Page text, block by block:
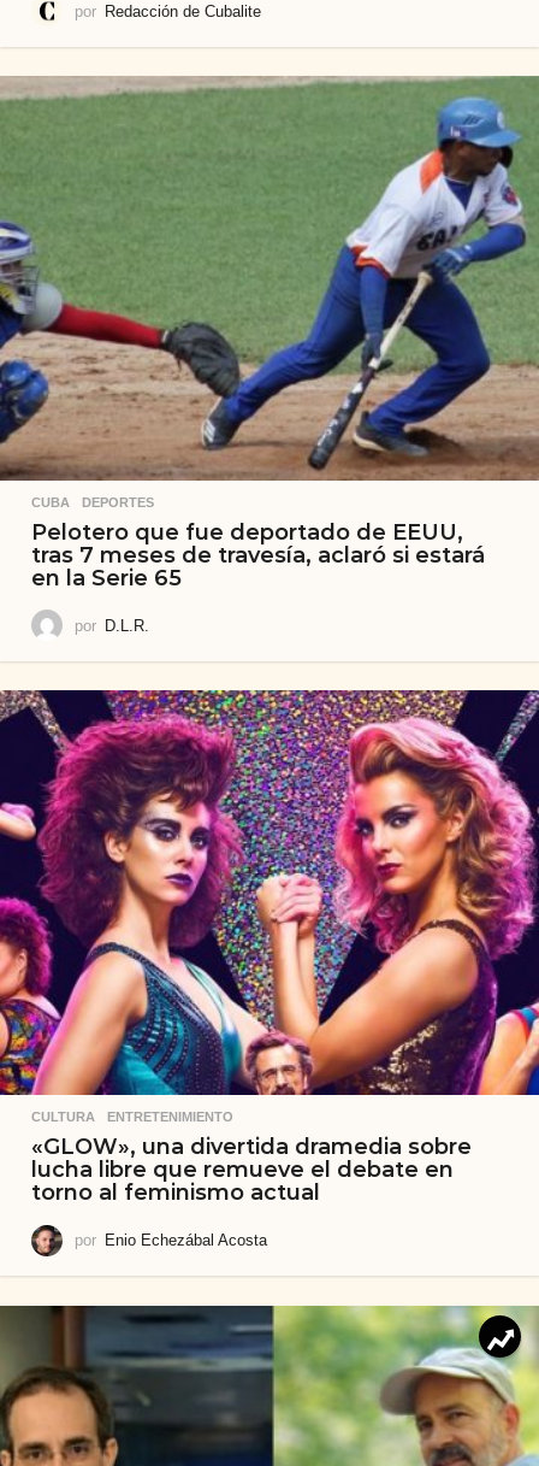
por Redacción de Cubalite
CUBA ,DEPORTES
Pelotero que fue deportado de EEUU,
tras 7 meses de travesía, aclaró si estará
en la Serie 65
por D.L.R.
CULTURA ,ENTRETENIMIENTO
«GLOW», una divertida dramedia sobre
lucha libre que remueve el debate en
torno al feminismo actual
por Enio Echezábal Acosta